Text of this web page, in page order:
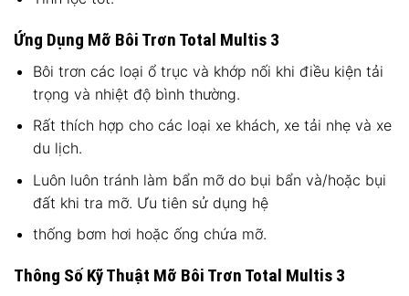
Ứng Dụng Mỡ Bôi Trơn Total Multis 3
Bôi trơn các loại ổ trục và khớp nối khi điều kiện tải
trọng và nhiệt độ bình thường.
Rất thích hợp cho các loại xe khách, xe tải nhẹ và xe
du lịch.
Luôn luôn tránh làm bẩn mỡ do bụi bẩn và/hoặc bụi
đất khi tra mỡ. Ưu tiên sử dụng hệ
thống bơm hơi hoặc ống chứa mỡ.
Thông Số Kỹ Thuật Mỡ Bôi Trơn Total Multis 3